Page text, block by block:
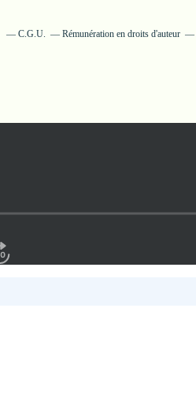
C.G.U. Rémunération en droits d'auteur